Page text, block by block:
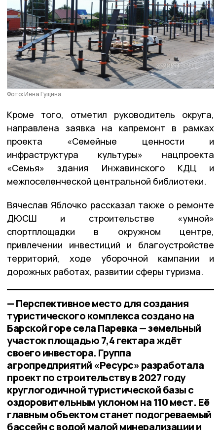
Фото: Инна Гущина
Кроме того, отметил руководитель округа,
направлена заявка на капремонт в рамках
проекта «Семейные ценности и
инфраструктура культуры» нацпроекта
«Семья» здания Инжавинского КДЦ и
межпоселенческой центральной библиотеки.
Вячеслав Яблочко рассказал также о ремонте
ДЮСШ и строительстве «умной»
спортплощадки в окружном центре,
привлечении инвестиций и благоустройстве
территорий, ходе уборочной кампании и
дорожных работах, развитии сферы туризма.
— Перспективное место для создания
туристического комплекса создано на
Барской горе села Паревка — земельный
участок площадью 7,4 гектара ждёт
своего инвестора. Группа
агропредприятий «Ресурс» разработала
проект по строительству в 2027 году
круглогодичной туристической базы с
оздоровительным уклоном на 110 мест. Её
главным объектом станет подогреваемый
бассейн с водой малой минерализации и